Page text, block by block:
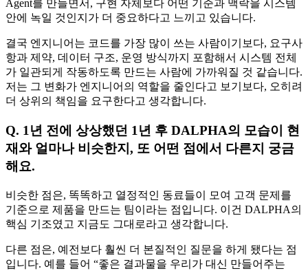
Agent를 만들면서, 구현 자체보다 어떤 기준과 맥락을 시스템
안에 녹일 것인지가 더 중요하다고 느끼고 있습니다.
결국 엔지니어는 코드를 가장 많이 쓰는 사람이기보다, 요구사
항과 제약, 데이터 구조, 운영 방식까지 포함해서 시스템 전체
가 일관되게 작동하도록 만드는 사람에 가까워질 것 같습니다.
저는 그 변화가 엔지니어의 역할을 줄인다고 보기보다, 오히려
더 상위의 책임을 요구한다고 생각합니다.
Q. 1년 전에 상상했던 1년 후 DALPHA의 모습이 현
재와 얼마나 비슷한지, 또 어떤 점에서 다른지 궁금
해요.
비슷한 점은, 똑똑하고 열정적인 동료들이 모여 고객 문제를
기준으로 제품을 만드는 팀이라는 점입니다. 이건 DALPHA의
핵심 기조였고 지금도 그대로라고 생각합니다.
다른 점은, 예전보다 훨씬 더 본질적인 질문을 하게 됐다는 점
입니다. 예를 들어 “좋은 결과물을 우리가 대신 만들어주는